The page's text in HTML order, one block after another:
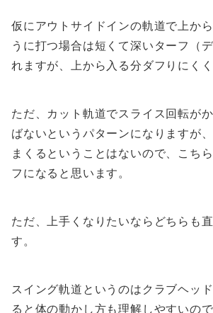
仮にアウトサイドインの軌道で上か
うに打つ場合は短くて深いターフ（
れますが、上から入る分ダフりにくく
ただ、カット軌道でスライス回転が
ばないというパターンになりますが
まくるということはないので、こち
フになると思います。
ただ、上手くなりたいならどちらも
す。
スイング軌道というのはクラブヘッ
ると体の動かし方も理解しやすいの